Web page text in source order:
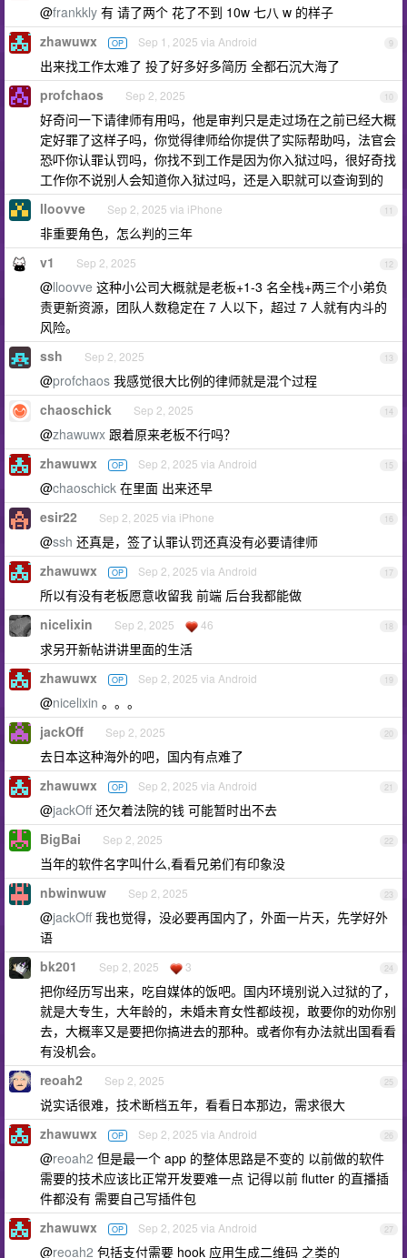
@frankkly 有 请了两个 花了不到 10w 七八 w 的样子
9
zhawuwx OP Sep 1, 2025 via Android
出来找工作太难了 投了好多好多简历 全都石沉大海了
10
profchaos Sep 2, 2025
好奇问一下请律师有用吗，他是审判只是走过场在之前已经大概
定好罪了这样子吗，你觉得律师给你提供了实际帮助吗，法官会
恐吓你认罪认罚吗，你找不到工作是因为你入狱过吗，很好奇找
工作你不说别人会知道你入狱过吗，还是入职就可以查询到的
11
lloovve Sep 2, 2025 via iPhone
非重要角色，怎么判的三年
12
v1 Sep 2, 2025
@lloovve 这种小公司大概就是老板+1-3 名全栈+两三个小弟负
责更新资源，团队人数稳定在 7 人以下，超过 7 人就有内斗的
风险。
13
ssh Sep 2, 2025
@profchaos 我感觉很大比例的律师就是混个过程
14
chaoschick Sep 2, 2025
@zhawuwx 跟着原来老板不行吗？
15
zhawuwx OP Sep 2, 2025 via Android
@chaoschick 在里面 出来还早
16
esir22 Sep 2, 2025 via iPhone
@ssh 还真是，签了认罪认罚还真没有必要请律师
17
zhawuwx OP Sep 2, 2025 via Android
所以有没有老板愿意收留我 前端 后台我都能做
18
nicelixin Sep 2, 2025 46
求另开新帖讲讲里面的生活
19
zhawuwx OP Sep 2, 2025 via Android
@nicelixin 。。。
20
jackOff Sep 2, 2025
去日本这种海外的吧，国内有点难了
21
zhawuwx OP Sep 2, 2025 via Android
@jackOff还欠着法院的钱 可能暂时出不去
22
BigBai Sep 2, 2025
当年的软件名字叫什么,看看兄弟们有印象没
23
nbwinwuw Sep 2, 2025
@jackOff我也觉得，没必要再国内了，外面一片天，先学好外
语
24
bk201 Sep 2, 2025 3
把你经历写出来，吃自媒体的饭吧。国内环境别说入过狱的了，
就是大专生，大年龄的，未婚未育女性都歧视，敢要你的劝你别
去，大概率又是要把你搞进去的那种。或者你有办法就出国看看
有没机会。
25
reoah2 Sep 2, 2025
说实话很难，技术断档五年，看看日本那边，需求很大
26
zhawuwx OP Sep 2, 2025 via Android
@reoah2 但是最一个 app 的整体思路是不变的 以前做的软件
需要的技术应该比正常开发要难一点 记得以前 flutter 的直播插
件都没有 需要自己写插件包
27
zhawuwx OP Sep 2, 2025 via Android
@reoah2 包括支付需要 hook 应用生成二维码 之类的